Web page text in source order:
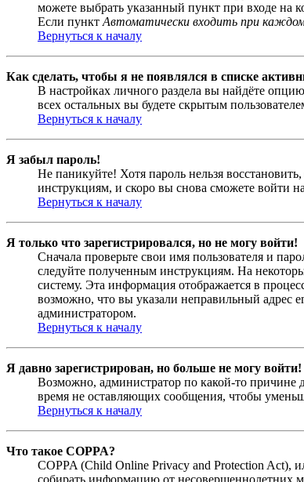
можете выбрать указанный пункт при входе на
Если пункт Автоматически входить при
Вернуться к началу
Как сделать, чтобы я не появлялся в списке
В настройках личного раздела вы найдёте опцию
всех остальных вы будете скрытым
Вернуться к началу
Я забыл пароль!
Не паникуйте! Хотя пароль нельзя
инструкциям, и скоро вы снова сможете войти
Вернуться к началу
Я только что зарегистрировался, но не могу войти!
Сначала проверьте свои имя пользователя и
следуйте полученным инструкциям. На
систему. Эта информация отображается в
возможно, что вы указали неправильный адрес
администратором.
Вернуться к началу
Я давно зарегистрирован, но больше не могу войти!
Возможно, администратор по какой-то причине
время не оставляющих сообщения, чтобы
Вернуться к началу
Что такое COPPA?
COPPA (Child Online Privacy and Protection Act),
собирать информацию от несовершеннолетних